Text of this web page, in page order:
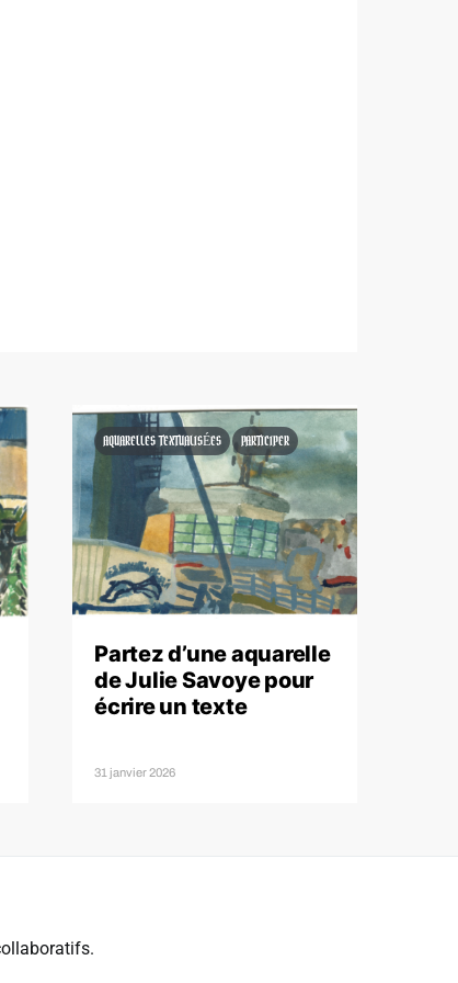
AQUARELLES TEXTUALISÉES PARTICIPER
Partez d’une aquarelle
de Julie Savoye pour
écrire un texte
31 janvier 2026